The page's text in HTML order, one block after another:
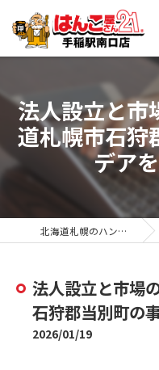
法人設立と市
道札幌市石狩
デア
北海道札幌のハンコならはんこ屋さん21手稲駅南口店
法人設立と市場
石狩郡当別町の
2026/01/19